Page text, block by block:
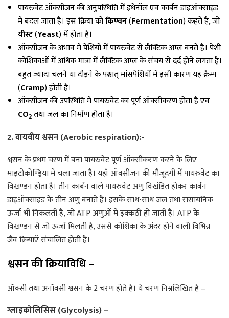
पायरुवेट ऑक्सीजन की अनुपस्थिति में इथेनॉल एवं कार्बन डाइऑक्साइड
में बदल जाता है। इस क्रिया कोकिण्वन(Fermentation) कहते है, जो
यीस्ट(Yeast) में होता है।
ऑक्सीजन के अभाव में पेशियों में पायरुवेट से लैक्टिक अम्ल बनते है। पेशी
कोशिकाओं में अधिक मात्रा में लैक्टिक अम्ल के संचय से दर्द होने लगता है।
बहुत ज्यादा चलने या दौड़ने के पश्चात् मांसपेशियों में इसी कारण यह क्रैम्प
(Cramp) होती है।
ऑक्सीजन की उपस्थिति में पायरुवेट का पूर्ण ऑक्सीकरण होता है एवं
CO2तथा जल का निर्माण होता है।
2. वायवीय श्वसन (Aerobic respiration):-
श्वसन के प्रथम चरण में बना पायरुवेट पूर्ण ऑक्सीकरण करने के लिए
माइटोकोण्ड्रिया में चला जाता है। यहाँ ऑक्सीजन की मौजूदगी में पायरुवेट का
विखण्डन होता है। तीन कार्बन वाले पायरुवेट अणु विखंडित होकर कार्बन
डाइऑक्साइड के तीन अणु बनाते हैं। इसके साथ-साथ जल तथा रासायनिक
ऊर्जा भी निकलती है, जो ATP अणुओं में इक्कठी हो जाती है। ATP के
विखण्डन से जो ऊर्जा मिलती है, उससे कोशिका के अंदर होने वाली विभिन्न
जैव क्रियाएँ संचालित होती हैं।
श्वसन की क्रियाविधि –
ऑक्सी तथा अनॉक्सी श्वसन के 2 चरण होते है। ये चरण निम्नलिखित है –
ग्लाइकोलिसिस (Glycolysis) –